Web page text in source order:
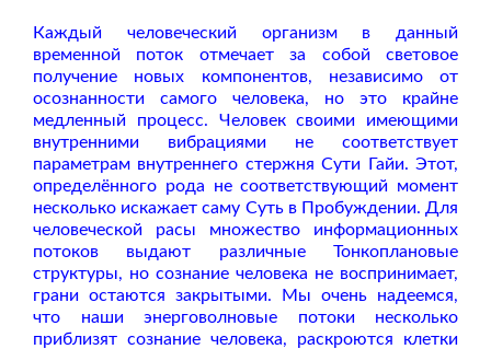
Каждый человеческий организм в данный
временной поток отмечает за собой световое
получение новых компонентов, независимо от
осознанности самого человека, но это крайне
медленный процесс. Человек своими имеющими
внутренними вибрациями не соответствует
параметрам внутреннего стержня Сути Гайи. Этот,
определённого рода не соответствующий момент
несколько искажает саму Суть в Пробуждении. Для
человеческой расы множество информационных
потоков выдают различные Тонкоплановые
структуры, но сознание человека не воспринимает,
грани остаются закрытыми. Мы очень надеемся,
что наши энерговолновые потоки несколько
приблизят сознание человека, раскроются клетки